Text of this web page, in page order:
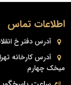
اطلاعات تماس
آدرس دفتر خ
آدرس کارخانه
میخک چهارم